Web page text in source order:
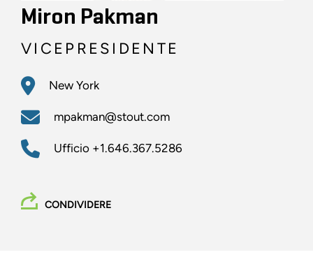
Miron Pakman
VICEPRESIDENTE
New York
mpakman@stout.com
Ufficio +1.646.367.5286
CONDIVIDERE